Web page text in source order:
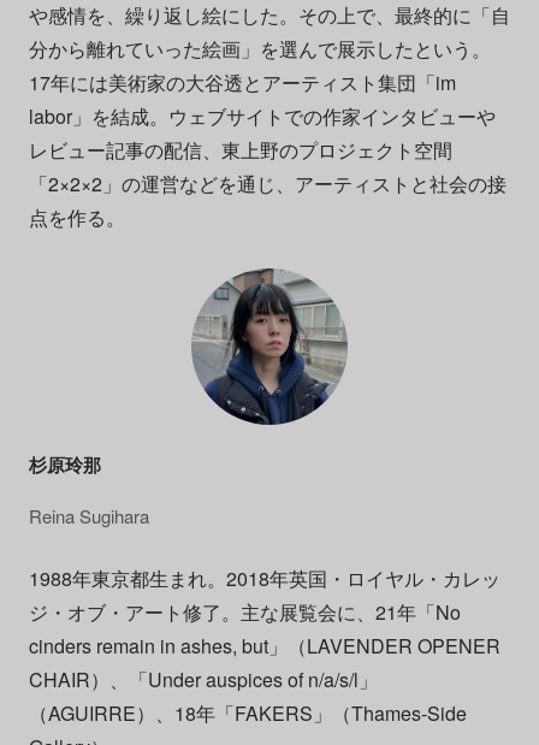
や感情を、繰り返し絵にした。その上で、最終的に「自
分から離れていった絵画」を選んで展示したという。
17年には美術家の大谷透とアーティスト集団「im
labor」を結成。ウェブサイトでの作家インタビューや
レビュー記事の配信、東上野のプロジェクト空間
「2×2×2」の運営などを通じ、アーティストと社会の接
点を作る。
杉原玲那
Reina Sugihara
1988年東京都⽣まれ。2018年英国・ロイヤル・カレッ
ジ・オブ・アート修了。主な展覧会に、21年「No
cinders remain in ashes, but」（LAVENDER OPENER
CHAIR）、「Under auspices of n/a/s/l」
（AGUIRRE）、18年「FAKERS」（Thames-Side